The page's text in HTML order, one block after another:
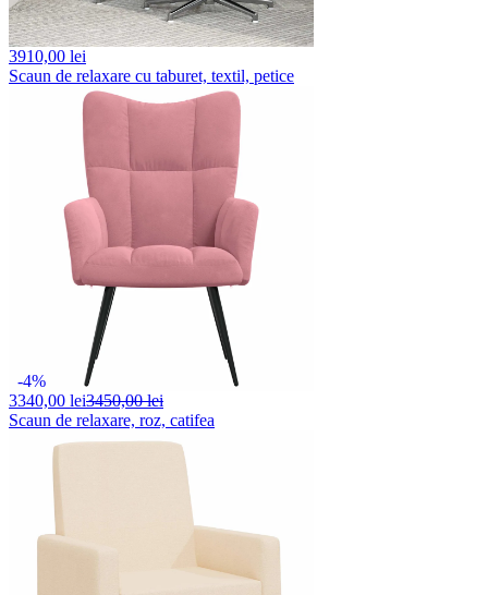
3910,00 lei
Scaun de relaxare cu taburet, textil, petice
-4%
3340,00 lei3450,00 lei
Scaun de relaxare, roz, catifea